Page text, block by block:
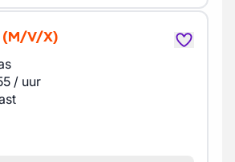
(M/V/X)
/ uur